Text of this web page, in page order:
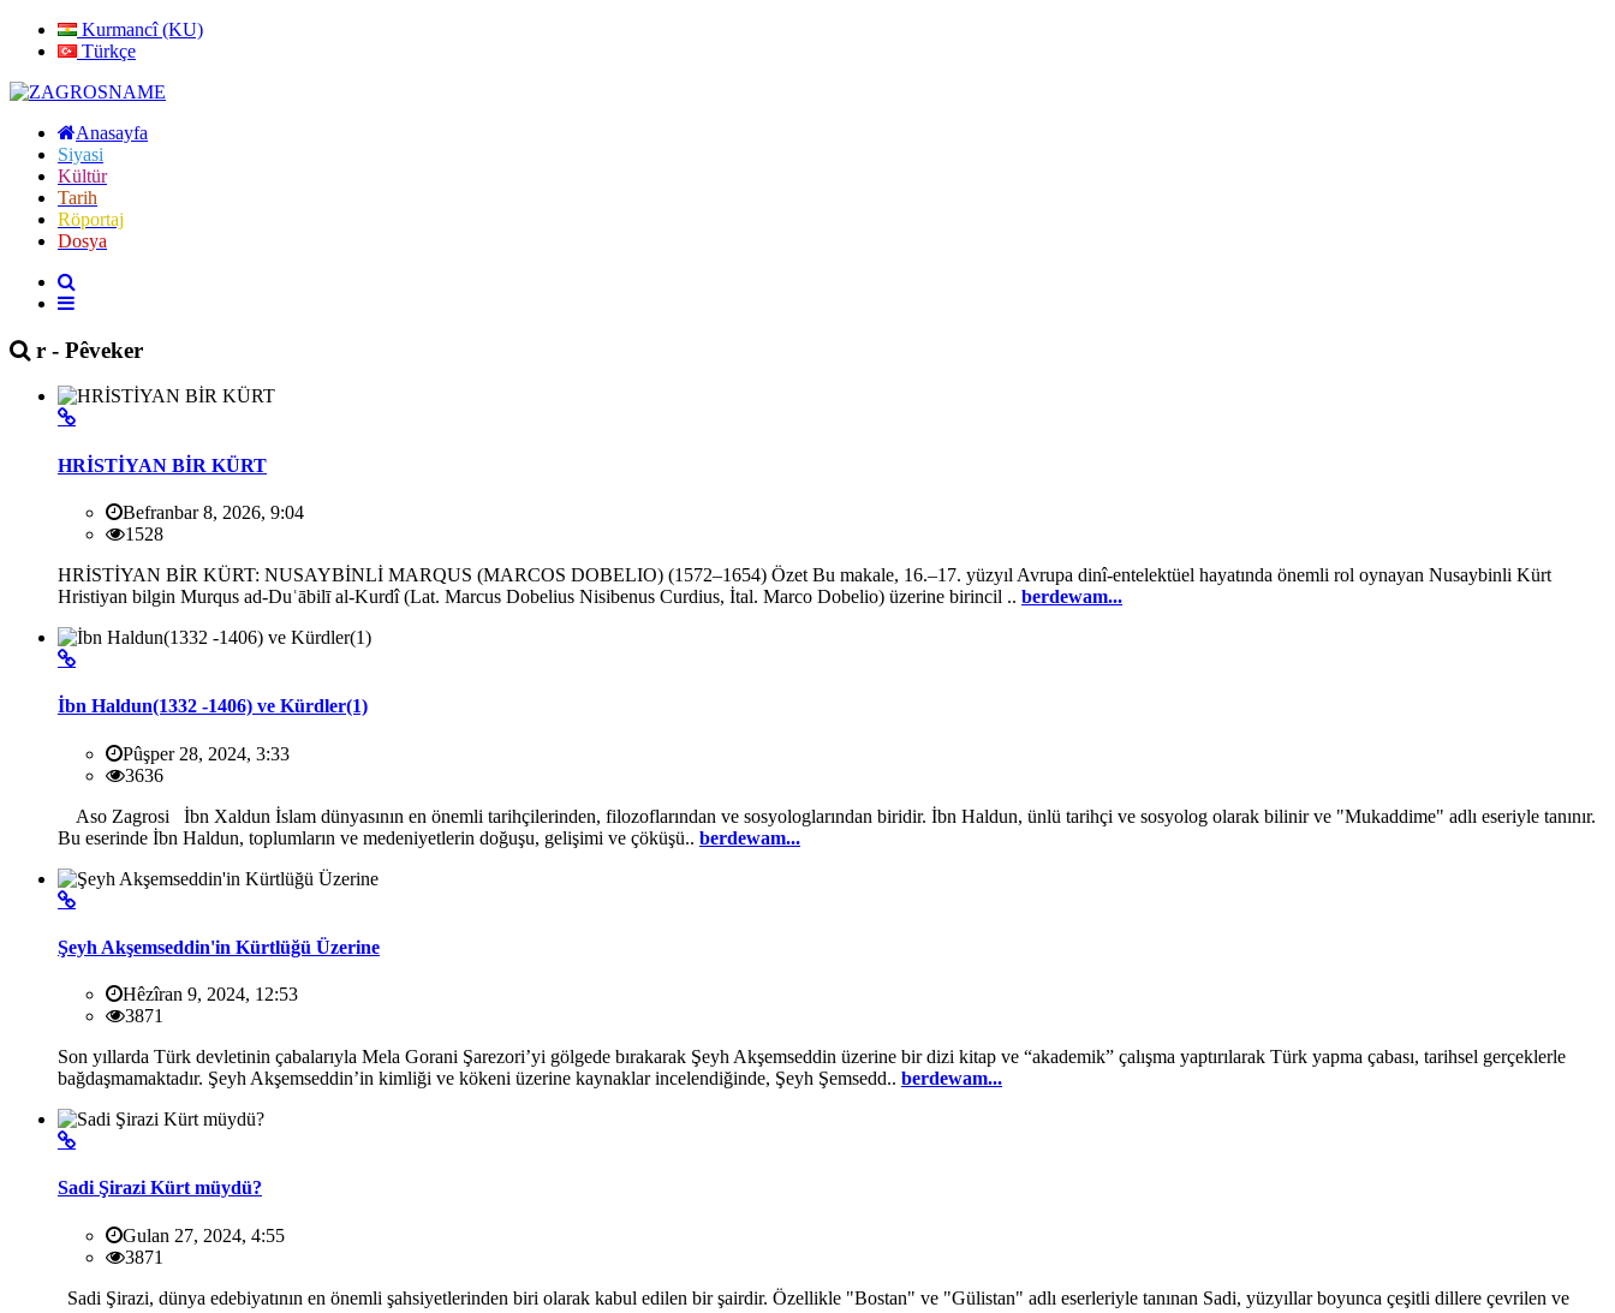
Kurmancî (KU)
Türkçe
Anasayfa
Siyasi
Kültür
Tarih
Röportaj
Dosya
r - Pêveker
HRİSTİYAN BİR KÜRT
Befranbar 8, 2026, 9:04
1528
HRİSTİYAN BİR KÜRT: NUSAYBİNLİ MARQUS (MARCOS DOBELIO) (1572–1654) Özet Bu makale, 16.–17. yüzyıl Avrupa dinî-entelektüel hayatında önemli rol oynayan Nusaybinli Kürt
Hristiyan bilgin Murqus ad-Duʿābilī al-Kurdî (Lat. Marcus Dobelius Nisibenus Curdius, İtal. Marco Dobelio) üzerine birincil .. berdewam...
İbn Haldun(1332 -1406) ve Kürdler(1)
Pûşper 28, 2024, 3:33
3636
Aso Zagrosi İbn Xaldun İslam dünyasının en önemli tarihçilerinden, filozoflarından ve sosyologlarından biridir. İbn Haldun, ünlü tarihçi ve sosyolog olarak bilinir ve "Mukaddime" adlı eseriyle tanınır.
Bu eserinde İbn Haldun, toplumların ve medeniyetlerin doğuşu, gelişimi ve çöküşü.. berdewam...
Şeyh Akşemseddin'in Kürtlüğü Üzerine
Hêzîran 9, 2024, 12:53
3871
Son yıllarda Türk devletinin çabalarıyla Mela Gorani Şarezori’yi gölgede bırakarak Şeyh Akşemseddin üzerine bir dizi kitap ve “akademik” çalışma yaptırılarak Türk yapma çabası, tarihsel gerçeklerle
bağdaşmamaktadır. Şeyh Akşemseddin’in kimliği ve kökeni üzerine kaynaklar incelendiğinde, Şeyh Şemsedd.. berdewam...
Sadi Şirazi Kürt müydü?
Gulan 27, 2024, 4:55
3871
Sadi Şirazi, dünya edebiyatının en önemli şahsiyetlerinden biri olarak kabul edilen bir şairdir. Özellikle "Bostan" ve "Gülistan" adlı eserleriyle tanınan Sadi, yüzyıllar boyunca çeşitli dillere çevrilen ve